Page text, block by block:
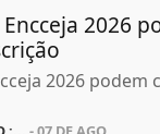
2026
2026 podem